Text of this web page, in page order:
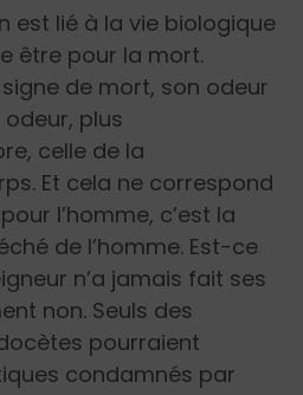
est lié à la vie biologique
être pour la mort.
signe de mort, son odeur
plus
celle de la
Et cela ne correspond
l’homme, c’est la
de l’homme. Est-ce
n’a jamais fait ses
non. Seuls des
pourraient
condamnés par